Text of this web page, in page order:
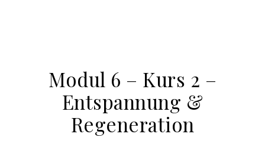
Modul 6 – Kurs 2 –
Entspannung &
Regeneration